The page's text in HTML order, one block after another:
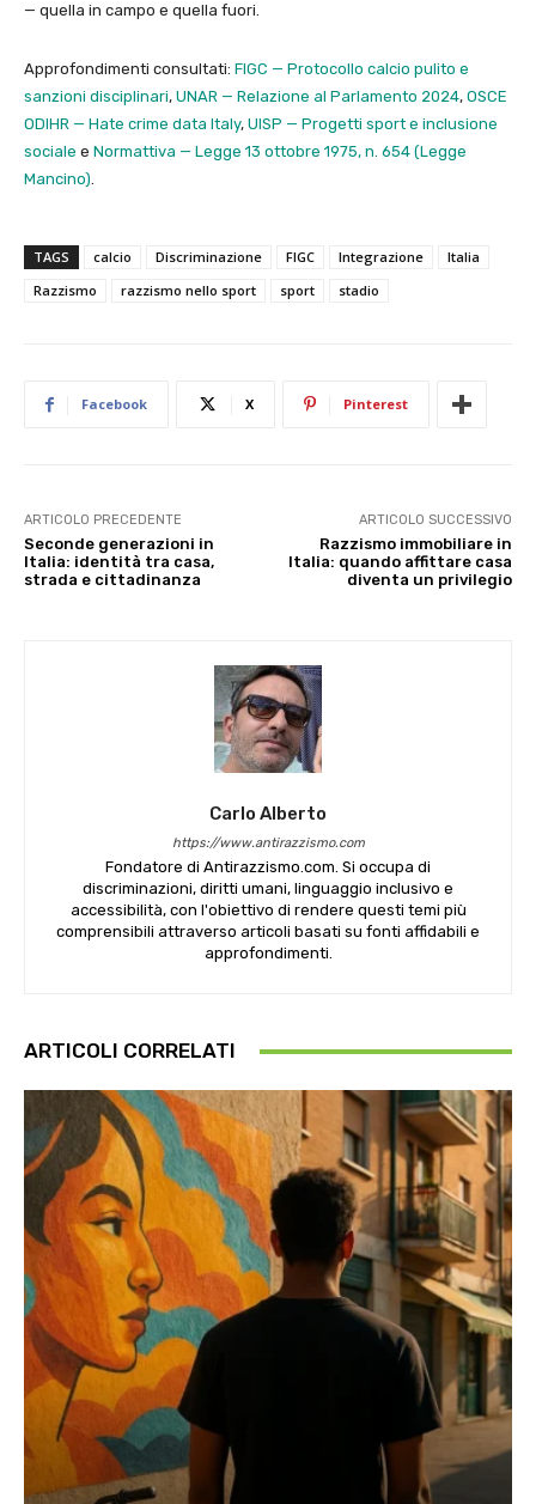
— quella in campo e quella fuori.
Approfondimenti consultati: FIGC — Protocollo calcio pulito e
sanzioni disciplinari, UNAR — Relazione al Parlamento 2024, OSCE
ODIHR — Hate crime data Italy, UISP — Progetti sport e inclusione
sociale e Normattiva — Legge 13 ottobre 1975, n. 654 (Legge
Mancino).
TAGS calcio Discriminazione FIGC Integrazione
Italia
Razzismo
razzismo nello sport sport stadio
Facebook X Pinterest
ARTICOLO PRECEDENTE
Seconde generazioni in
Italia: identità tra casa,
strada e cittadinanza
ARTICOLO SUCCESSIVO
Razzismo immobiliare in
Italia: quando affittare casa
diventa un privilegio
Carlo Alberto
https://www.antirazzismo.com
Fondatore di Antirazzismo.com. Si occupa di
discriminazioni, diritti umani, linguaggio inclusivo e
accessibilità, con l'obiettivo di rendere questi temi più
comprensibili attraverso articoli basati su fonti affidabili e
approfondimenti.
ARTICOLI CORRELATI